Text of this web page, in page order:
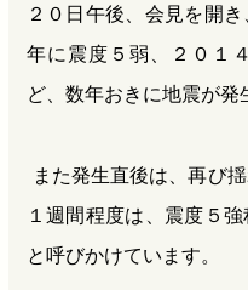
２０日午後、会見を開
年に震度５弱、２０１
ど、数年おきに地震が発
また発生直後は、再び
１週間程度は、震度５
と呼びかけています。